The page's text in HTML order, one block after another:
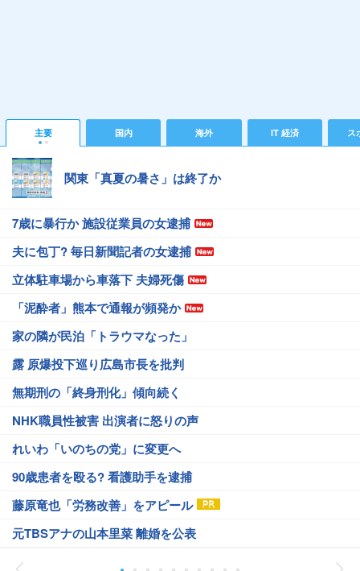
主要 国内 海外 IT 経済 ス
関東「真夏の暑さ」は終了か
7歳に暴行か 施設従業員の女逮捕
夫に包丁? 毎日新聞記者の女逮捕
立体駐車場から車落下 夫婦死傷
「泥酔者」熊本で通報が頻発か
家の隣が民泊「トラウマなった」
露 原爆投下巡り広島市長を批判
無期刑の「終身刑化」傾向続く
NHK職員性被害 出演者に怒りの声
れいわ「いのちの党」に変更へ
90歳患者を殴る? 看護助手を逮捕
藤原竜也「労務改善」をアピール
元TBSアナの山本里菜 離婚を公表